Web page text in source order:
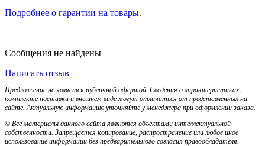
Подробнее о гарантии на товары.
Сообщения не найдены
Написать отзыв
Предложение не является публичной офертой. Сведения о характеристиках,
комплекте поставки и внешнем виде могут отличаться от представленных на
сайте. Актуальную информацию уточняйте у менеджера при оформлении заказа.
© Все материалы данного сайта являются объектами интеллектуальной
собственности. Запрещается копирование, распространение или любое иное
использование информации без предварительного согласия правообладателя.